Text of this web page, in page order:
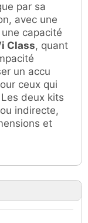
par sa
avec une
capacité
Class, quant
un accu
ceux qui
deux kits
indirecte,
et